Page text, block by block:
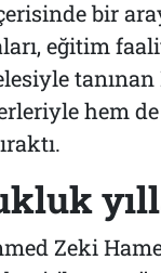
bir
eğitim
tanınan
hem
Zeki